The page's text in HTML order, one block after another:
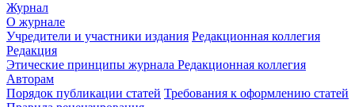
Журнал
О журнале
Учредители и участники издания Редакционная коллегия
Редакция
Этические принципы журнала Редакционная коллегия
Авторам
Порядок публикации статей Требования к оформлению статей